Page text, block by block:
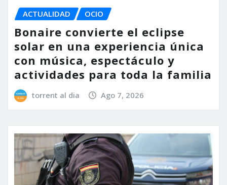
ACTUALIDAD OCIO
Bonaire convierte el eclipse
solar en una experiencia única
con música, espectáculo y
actividades para toda la familia
torrent al dia Ago 7, 2026